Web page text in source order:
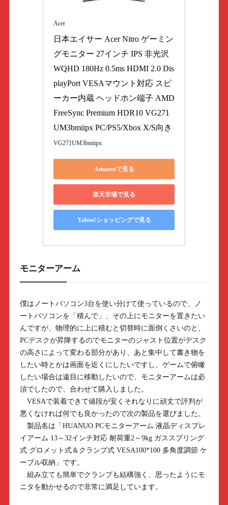
Acer
日本エイサー Acer Nitro ゲーミン
グモニター 27インチ IPS 非光沢
WQHD 180Hz 0.5ms HDMI 2.0 Dis
playPort VESAマウント対応 スピ
ーカー内蔵 ヘッドホン端子 AMD
FreeSync Premium HDR10 VG271
UM3bmiipx PC/PS5/Xbox X/S向き
VG271UM3bmiipx
Amazonで見る
楽天市場で見る
Yahoo!ショッピングで見る
モニターアーム
僕はノートパソコン3台を使い分けて使っているので、ノ
ートパソコンを「積んで」、その上にモニターを置きたい
んですが、物理的に上に積むと切替時に面倒くさいのと、
PCデスクが昇降するのでモニターのジャスト位置がデスク
の高さによって変わる部分があり、あと集中して書き物を
したい時とかは画面を近くにしたいですし、ゲームで俯瞰
したい場合は遠目に移動したいので、モニターアームは必
須でしたので、合わせて購入しました。
VESAで装着できて値段が安くそれなりに頑丈で評判が
悪くなければ何でも良かったので次の製品を選びました。
製品名は「HUANUO PCモニターアーム 液晶ディスプレ
イアーム 13～32インチ対応 耐荷重2～9kg ガススプリング
式 グロメット式＆クランプ式 VESA100*100 多角度調節 ケ
ーブル収納」です。
組み立ても簡単でクランプも結構強く、思ったようにモ
ニタを動かせるので非常に満足しています。